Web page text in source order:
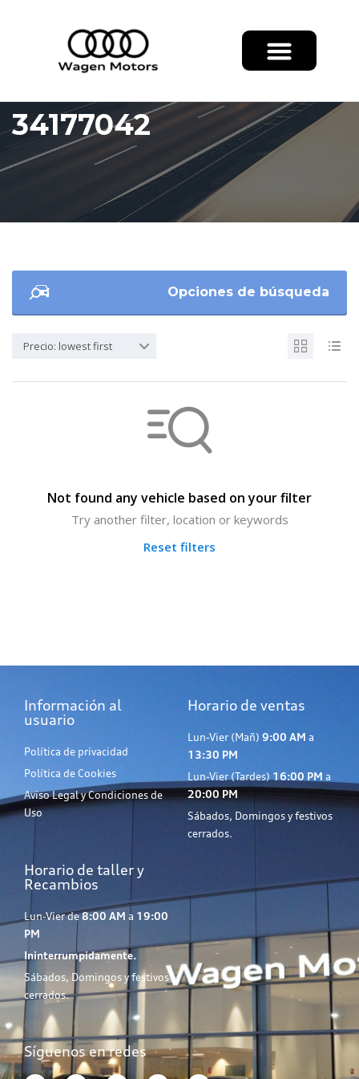
34177042
Opciones de búsqueda
Precio: lowest first
Not found any vehicle based on your filter
Try another filter, location or keywords
Reset filters
Información al
usuario
Política de privacidad
Política de Cookies
Aviso Legal y Condiciones de
Uso
Horario de ventas
Lun-Vier (Mañ) 9:00 AM a
13:30 PM
Lun-Vier (Tardes) 16:00 PM a
20:00 PM
Sábados, Domingos y festivos
cerrados.
Horario de taller y
Recambios
Lun-Vier de8:00 AM a 19:00
PM
Ininterrumpidamente.
Sábados, Domingos y festivos
cerrados.
Síguenos en redes